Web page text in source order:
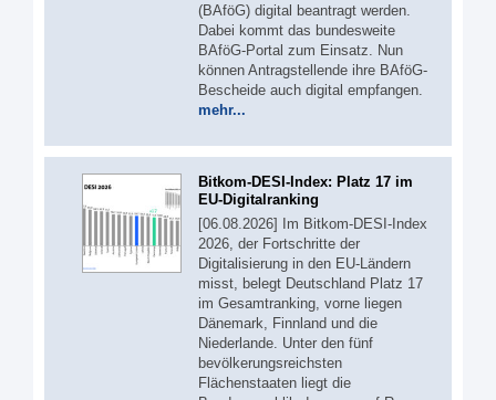
(BAföG) digital beantragt werden.
Dabei kommt das bundesweite
BAföG-Portal zum Einsatz. Nun
können Antragstellende ihre BAföG-
Bescheide auch digital empfangen.
mehr...
Bitkom-DESI-Index: Platz 17 im
EU-Digitalranking
[06.08.2026] Im Bitkom-DESI-Index
2026, der Fortschritte der
Digitalisierung in den EU-Ländern
misst, belegt Deutschland Platz 17
im Gesamtranking, vorne liegen
Dänemark, Finnland und die
Niederlande. Unter den fünf
bevölkerungsreichsten
Flächenstaaten liegt die